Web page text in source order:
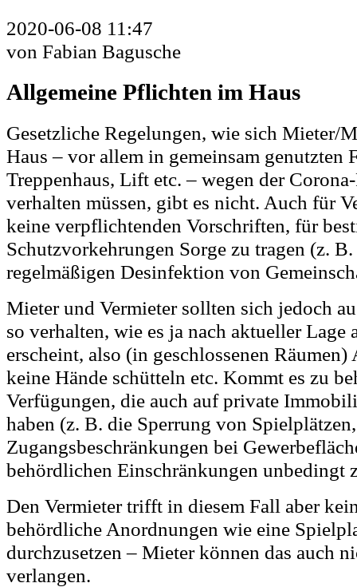
2020-06-08 11:47
vonFabian Bagusche
Allgemeine Pflichten im Haus
Gesetzliche Regelungen, wie sich Mieter/
Haus – vor allem in gemeinsam genutzten
Treppenhaus, Lift etc. – wegen der
verhalten müssen, gibt es nicht. Auch für
keine verpflichtenden Vorschriften, für
Schutzvorkehrungen Sorge zu tragen (z.
regelmäßigen Desinfektion von
Mieter und Vermieter sollten sich jedoch
so verhalten, wie es ja nach aktueller Lage
erscheint, also (in geschlossenen Räumen)
keine Hände schütteln etc. Kommt es zu
Verfügungen, die auch auf private
haben (z. B. die Sperrung von Spielplätzen,
Zugangsbeschränkungen bei
behördlichen Einschränkungen unbedingt
Den Vermieter trifft in diesem Fall aber
behördliche Anordnungen wie eine
durchzusetzen – Mieter können das auch
verlangen.